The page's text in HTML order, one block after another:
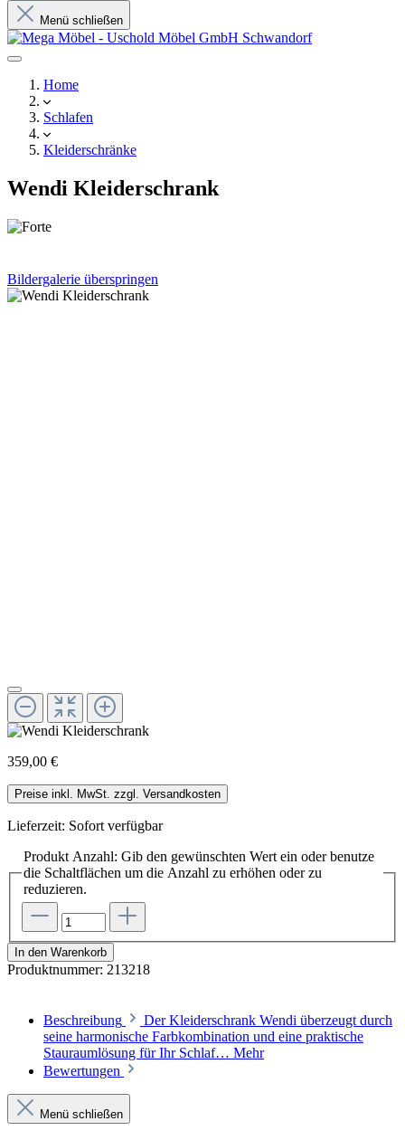
Menü schließen
Home
Schlafen
Kleiderschränke
Wendi Kleiderschrank
Bildergalerie überspringen
359,00 €
Preise inkl. MwSt. zzgl. Versandkosten
Lieferzeit: Sofort verfügbar
Produkt Anzahl: Gib den gewünschten Wert ein oder benutze
die Schaltflächen um die Anzahl zu erhöhen oder zu
reduzieren.
In den Warenkorb
Produktnummer: 213218
Beschreibung
Der Kleiderschrank Wendi überzeugt durch
seine harmonische Farbkombination und eine praktische
Stauraumlösung für Ihr Schlaf… Mehr
Bewertungen
Menü schließen